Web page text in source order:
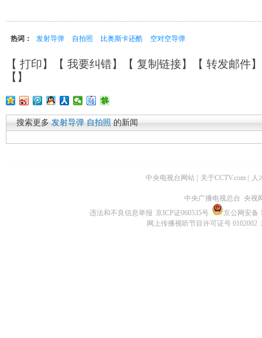
热词： 发射导弹 自拍照 比奥斯卡还酷 空对空导弹
【 打印】【 我要纠错】【 复制链接】【 转发邮件】
【 】
搜索更多 发射导弹 自拍照 的新闻
中央电视台网站 关于CCTV.com 人
中央广播电视总台 央视
违法和不良信息举报 京ICP证060535号
京公网安备
网上传播视听节目许可证号 0102002